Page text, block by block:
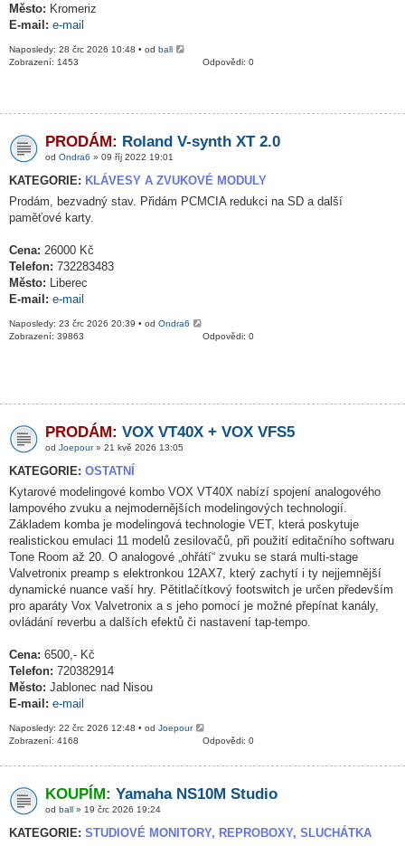
Město: Kromeriz
E-mail: e-mail
Naposledy: 28 črc 2026 10:48 • od ball
Odpovědi: 0
Zobrazení: 1453
PRODÁM: Roland V-synth XT 2.0
od Ondra6 » 09 říj 2022 19:01
KATEGORIE: KLÁVESY A ZVUKOVÉ MODULY
Prodám, bezvadný stav. Přidám PCMCIA redukci na SD a další
paměťové karty.
Cena: 26000 Kč
Telefon: 732283483
Město: Liberec
E-mail: e-mail
Naposledy: 23 črc 2026 20:39 • od Ondra6
Odpovědi: 0
Zobrazení: 39863
PRODÁM: VOX VT40X + VOX VFS5
od Joepour» 21 kvě 2026 13:05
KATEGORIE: OSTATNÍ
Kytarové modelingové kombo VOX VT40X nabízí spojení analogového
lampového zvuku a nejmodernějších modelingových technologií.
Základem komba je modelingová technologie VET, která poskytuje
realistickou emulaci 11 modelů zesilovačů, při použití editačního softwaru
Tone Room až 20. O analogové „ohřátí“ zvuku se stará multi-stage
Valvetronix preamp s elektronkou 12AX7, který zachytí i ty nejjemnější
dynamické nuance vaší hry. Pětitlačítkový footswitch je určen především
pro aparáty Vox Valvetronix a s jeho pomocí je možné přepínat kanály,
ovládání reverbu a dalších efektů či nastavení tap-tempo.
Cena: 6500,- Kč
Telefon: 720382914
Město: Jablonec nad Nisou
E-mail: e-mail
Naposledy: 22 črc 2026 12:48 • od Joepour
Odpovědi: 0
Zobrazení: 4168
KOUPÍM: Yamaha NS10M Studio
od ball » 19 črc 2026 19:24
KATEGORIE: STUDIOVÉ MONITORY, REPROBOXY, SLUCHÁTKA